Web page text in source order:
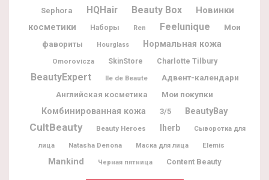
Sephora
HQHair Beauty Box
Новинки
косметики
Наборы Ren Feelunique
Мои
фавориты
Hourglass Нормальная кожа
Omorovicza SkinStore Charlotte Tilbury
BeautyExpert Ile de Beaute Адвент-календари
Английская косметика
Мои покупки
Комбинированная кожа
3/5 BeautyBay
CultBeauty Beauty Heroes Iherb Сыворотка для
лица Natasha Denona Маска для лица Elemis
Mankind Черная пятница Content Beauty